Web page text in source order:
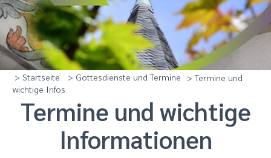
> Startseite > Gottesdienste und Termine
> Termine und
wichtige Infos
Termine und wichtige
Informationen